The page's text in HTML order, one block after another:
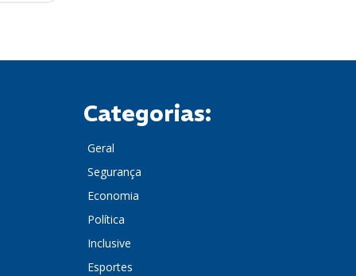
Categorias:
Geral
Segurança
Economia
Política
Inclusive
Esportes